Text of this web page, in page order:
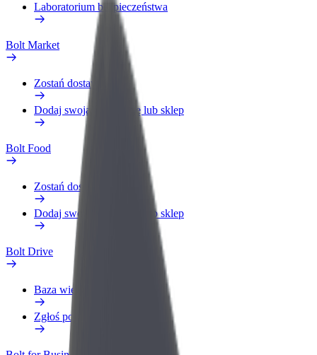
Laboratorium bezpieczeństwa
Bolt Market
Zostań dostawcą
Dodaj swoją restaurację lub sklep
Bolt Food
Zostań dostawcą
Dodaj swoją restaurację lub sklep
Bolt Drive
Baza wiedzy
Zgłoś pojazd